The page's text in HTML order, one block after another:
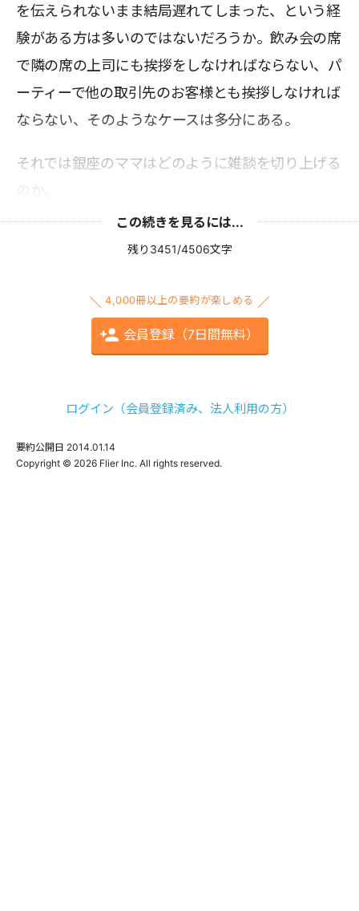
を伝えられないまま結局遅れてしまった、という経
験がある方は多いのではないだろうか。飲み会の席
で隣の席の上司にも挨拶をしなければならない、パ
ーティーで他の取引先のお客様とも挨拶しなければ
ならない、そのようなケースは多分にある。
それでは銀座のママはどのように雑談を切り上げる
のか。
この続きを見るには...
残り3451/4506文字
4,000冊以上の要約が楽しめる
会員登録（7日間無料）
ログイン（会員登録済み、法人利用の方）
要約公開日 2014.01.14